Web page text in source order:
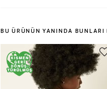
BU ÜRÜNÜN YANINDA